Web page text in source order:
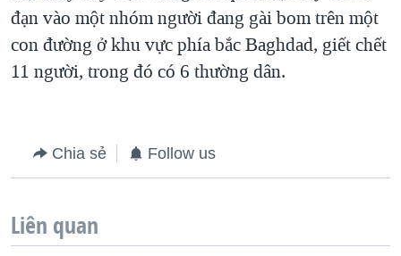
đạn vào một nhóm người đang gài bom trên một
con đường ở khu vực phía bắc Baghdad, giết chết
11 người, trong đó có 6 thường dân.
Chia sẻ Follow us
Liên quan